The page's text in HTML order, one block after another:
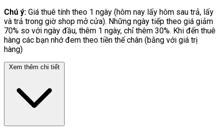
Chú ý: Giá thuê tính theo 1 ngày (hôm nay lấy hôm sau trả, lấy
và trả trong giờ shop mở cửa). Những ngày tiếp theo giá giảm
70% so với ngày đầu, thêm 1 ngày, chỉ thêm 30%. Khi đến thuê
hàng các bạn nhớ đem theo tiền thế chân (bằng với giá trị
hàng)
Xem thêm chi tiết